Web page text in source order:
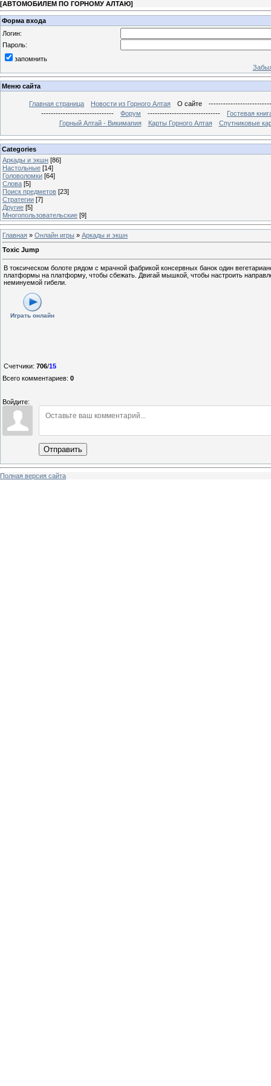
[АВТОМОБИЛЕМ ПО ГОРНОМУ АЛТАЮ]
Форма входа
Логин:
Пароль:
запомнить
Меню сайта
Главная страница Новости из Горного Алтая О сайте
------------------------------
Форум ------------------------------
Гостевая
Горный Алтай - Викимапия
Карты Горного Алтая Спутниковые
Categories
Аркады и экшн [86]
Настольные [14]
Головоломки [64]
Слова [5]
Поиск предметов [23]
Стратегии [7]
Другие [5]
Многопользовательские [9]
Главная » Онлайн игры » Аркады и экшн
Toxic Jump
В токсическом болоте рядом с мрачной фабрикой консервных банок один
платформы на платформу, чтобы сбежать. Двигай мышкой, чтобы настроить
неминуемой гибели.
Играть онлайн
Счетчики: 706/15
Всего комментариев: 0
Войдите:
Отправить
Полная версия сайта